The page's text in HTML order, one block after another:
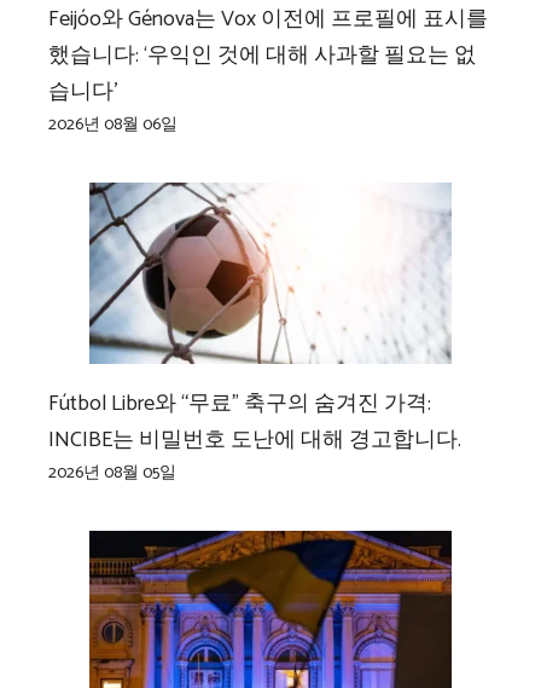
Feijóo와 Génova는 Vox 이전에 프로필에 표시를
했습니다: ‘우익인 것에 대해 사과할 필요는 없
습니다’
2026년 08월 06일
Fútbol Libre와 “무료” 축구의 숨겨진 가격:
INCIBE는 비밀번호 도난에 대해 경고합니다.
2026년 08월 05일